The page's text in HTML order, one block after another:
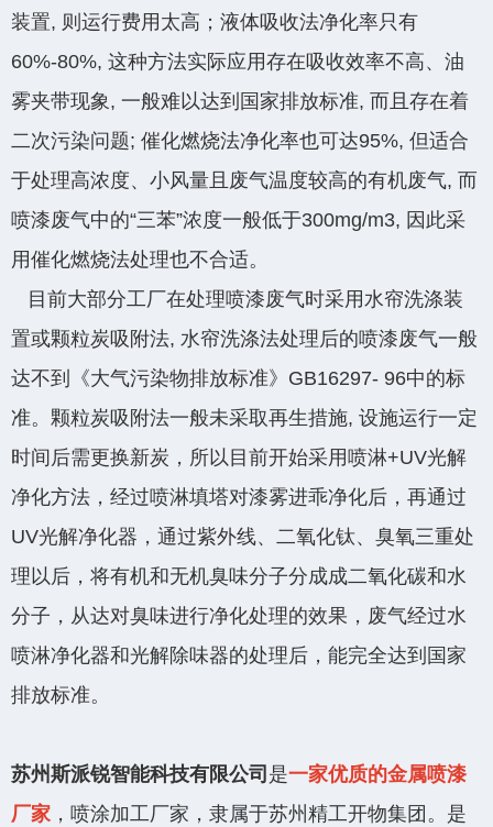
装置, 则运行费用太高；液体吸收法净化率只有
60%-80%, 这种方法实际应用存在吸收效率不高、油
雾夹带现象, 一般难以达到国家排放标准, 而且存在着
二次污染问题; 催化燃烧法净化率也可达95%, 但适合
于处理高浓度、小风量且废气温度较高的有机废气, 而
喷漆废气中的“三苯”浓度一般低于300mg/m3, 因此采
用催化燃烧法处理也不合适。
目前大部分工厂在处理喷漆废气时采用水帘洗涤装
置或颗粒炭吸附法, 水帘洗涤法处理后的喷漆废气一般
达不到《大气污染物排放标准》GB16297- 96中的标
准。颗粒炭吸附法一般未采取再生措施, 设施运行一定
时间后需更换新炭，所以目前开始采用喷淋+UV光解
净化方法，经过喷淋填塔对漆雾进乖净化后，再通过
UV光解净化器，通过紫外线、二氧化钛、臭氧三重处
理以后，将有机和无机臭味分子分成成二氧化碳和水
分子，从达对臭味进行净化处理的效果，废气经过水
喷淋净化器和光解除味器的处理后，能完全达到国家
排放标准。
苏州斯派锐智能科技有限公司 是一家优质的金属喷漆
厂家 ，喷涂加工厂家，隶属于苏州精工开物集团。是